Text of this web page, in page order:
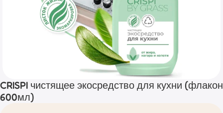
CRISPI чистящее экосредство для кухни (флакон
600мл)